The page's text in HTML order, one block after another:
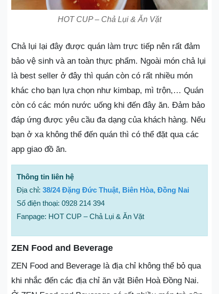
HOT CUP – Chả Lụi & Ăn Vặt
Chả lụi lại đây được quán làm trực tiếp nên rất đảm
bảo vệ sinh và an toàn thực phẩm. Ngoài món chả lụi
là best seller ở đây thì quán còn có rất nhiều món
khác cho bạn lựa chọn như kimbap, mì trộn,… Quán
còn có các món nước uống khi đến đây ăn. Đảm bảo
đáp ứng được yêu cầu đa dạng của khách hàng. Nếu
bạn ở xa không thể đến quán thì có thể đặt qua các
app giao đồ ăn.
Thông tin liên hệ
Địa chỉ: 38/24 Đặng Đức Thuật, Biên Hòa, Đồng Nai
Số điện thoại: 0928 214 394
Fanpage: HOT CUP – Chả Lụi & Ăn Vặt
ZEN Food and Beverage
ZEN Food and Beverage là địa chỉ không thể bỏ qua
khi nhắc đến các địa chỉ ăn vặt Biên Hoà Đồng Nai.